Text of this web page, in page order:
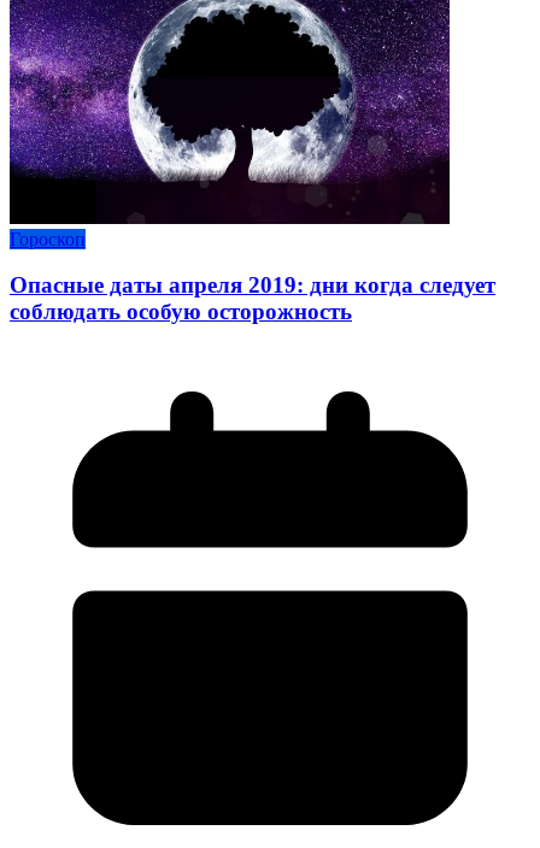
Гороскоп
Опасные даты апреля 2019: дни когда следует
соблюдать особую осторожность